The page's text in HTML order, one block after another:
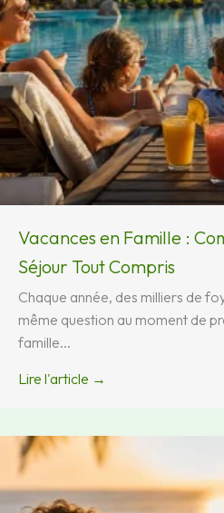
Vacances en Famille :
Séjour Tout Compris
Chaque année, des milliers de
même question au moment de
famille...
Lire l'article →